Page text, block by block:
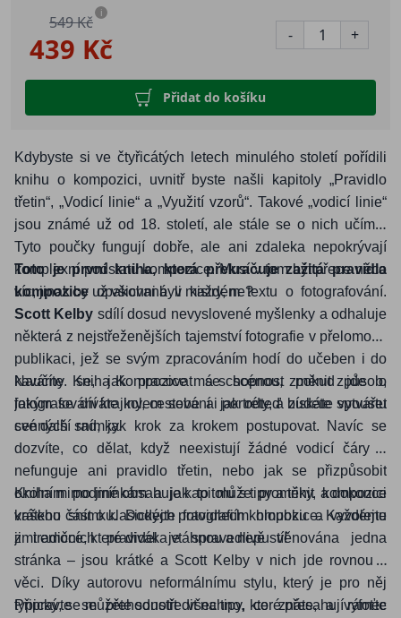
439 Kč
549 Kč i
- +
Přidat do košíku
Kdybyste si ve čtyřicátých letech minulého století pořídili
knihu o kompozici, uvnitř byste našli kapitoly „Pravidlo
třetin“, „Vodicí linie“ a „Využití vzorů“. Takové „vodicí linie“
jsou známé už od 18. století, ale stále se o nich učíme.
Tyto poučky fungují dobře, ale ani zdaleka nepokrývají
komplexní podstatu kompozice. Musí v tom být přece něco
víc, jinak by už všichni byli mistry, ne?
Toto je první kniha, která překračuje zažitá pravidla
kompozice opakovaná v každém textu o fotografování.
Scott Kelby sdílí dosud nevyslovené myšlenky a odhaluje
některá z nejstřeženějších tajemství fotografie v přelomové
publikaci, jež se svým zpracováním hodí do učeben i do
kavárny. Kniha Kompozice má schopnost změnit způsob,
jakým se díváte kolem sebe a jak odteď budete vytvářet
své další snímky.
Naučíte se, jak pracovat se scénou, pokud jde o
fotografování krajiny, cestování i portréty, a získáte spoustu
cenných rad, jak krok za krokem postupovat. Navíc se
dozvíte, co dělat, když neexistují žádné vodicí čáry a
nefunguje ani pravidlo třetin, nebo jak se přizpůsobit
okolním podmínkám a jak to může proměnit kompozici
vašeho snímku. Dodejte fotografiím hloubku a vyvolejte
jimi emoce, které diváka vtáhnou a nepustí!
Kniha mimo jiné obsahuje kapitolu s tipy a triky, a dokonce
krátkou část o klasických pravidlech kompozice. Každému
z tradičních pravidel je spravedlivě věnována jedna
stránka – jsou krátké a Scott Kelby v nich jde rovnou k
věci. Díky autorovu neformálnímu stylu, který je pro něj
typický, se můžete soustředit na tipy, které přesahují rámec
Připravte se přehodnotit všechno, co znáte, a vyfoťte